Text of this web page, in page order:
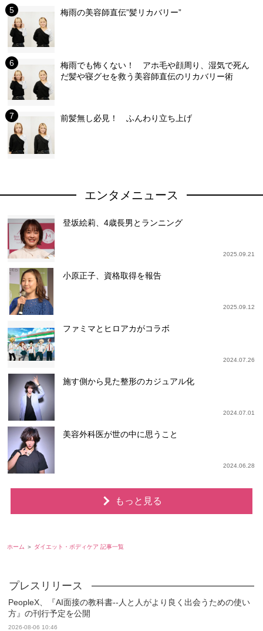
梅雨の美容師直伝”髪リカバリー”
梅雨でも怖くない！ アホ毛や顔周り、湿気で死ん
だ髪や寝グセを救う美容師直伝のリカバリー術
前髪無し必見！ ふんわり立ち上げ
エンタメニュース
登坂絵莉、4歳長男とランニング
2025.09.21
小原正子、資格取得を報告
2025.09.12
ファミマとヒロアカがコラボ
2024.07.26
施す側から見た整形のカジュアル化
2024.07.01
美容外科医が世の中に思うこと
2024.06.28
もっと見る
ホーム ダイエット・ボディケア 記事一覧
PeopleX、『AI面接の教科書--人と人がより良く出会うための使い
方』の刊行予定を公開
2026-08-06 10:46